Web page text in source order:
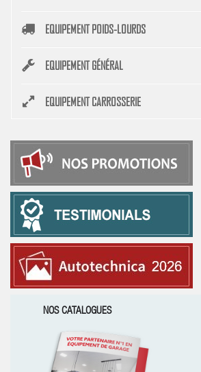
EQUIPEMENT POIDS-LOURDS
EQUIPEMENT GÉNÉRAL
EQUIPEMENT CARROSSERIE
NOS CATALOGUES